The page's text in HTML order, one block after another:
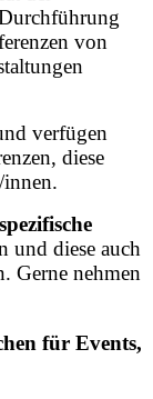
von
verfügen
diese
und diese auch
Gerne nehmen
für Events,